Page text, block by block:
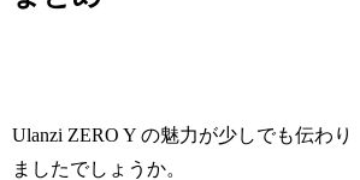
Ulanzi ZERO Y の魅力が少しでも伝わり
ましたでしょうか。